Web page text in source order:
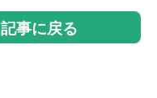
記事に戻る